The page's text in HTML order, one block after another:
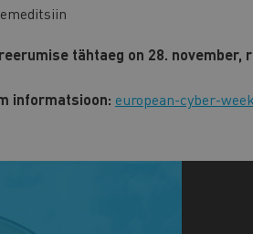
tähtaeg on 28. november,
informatsioon: european-cyber-